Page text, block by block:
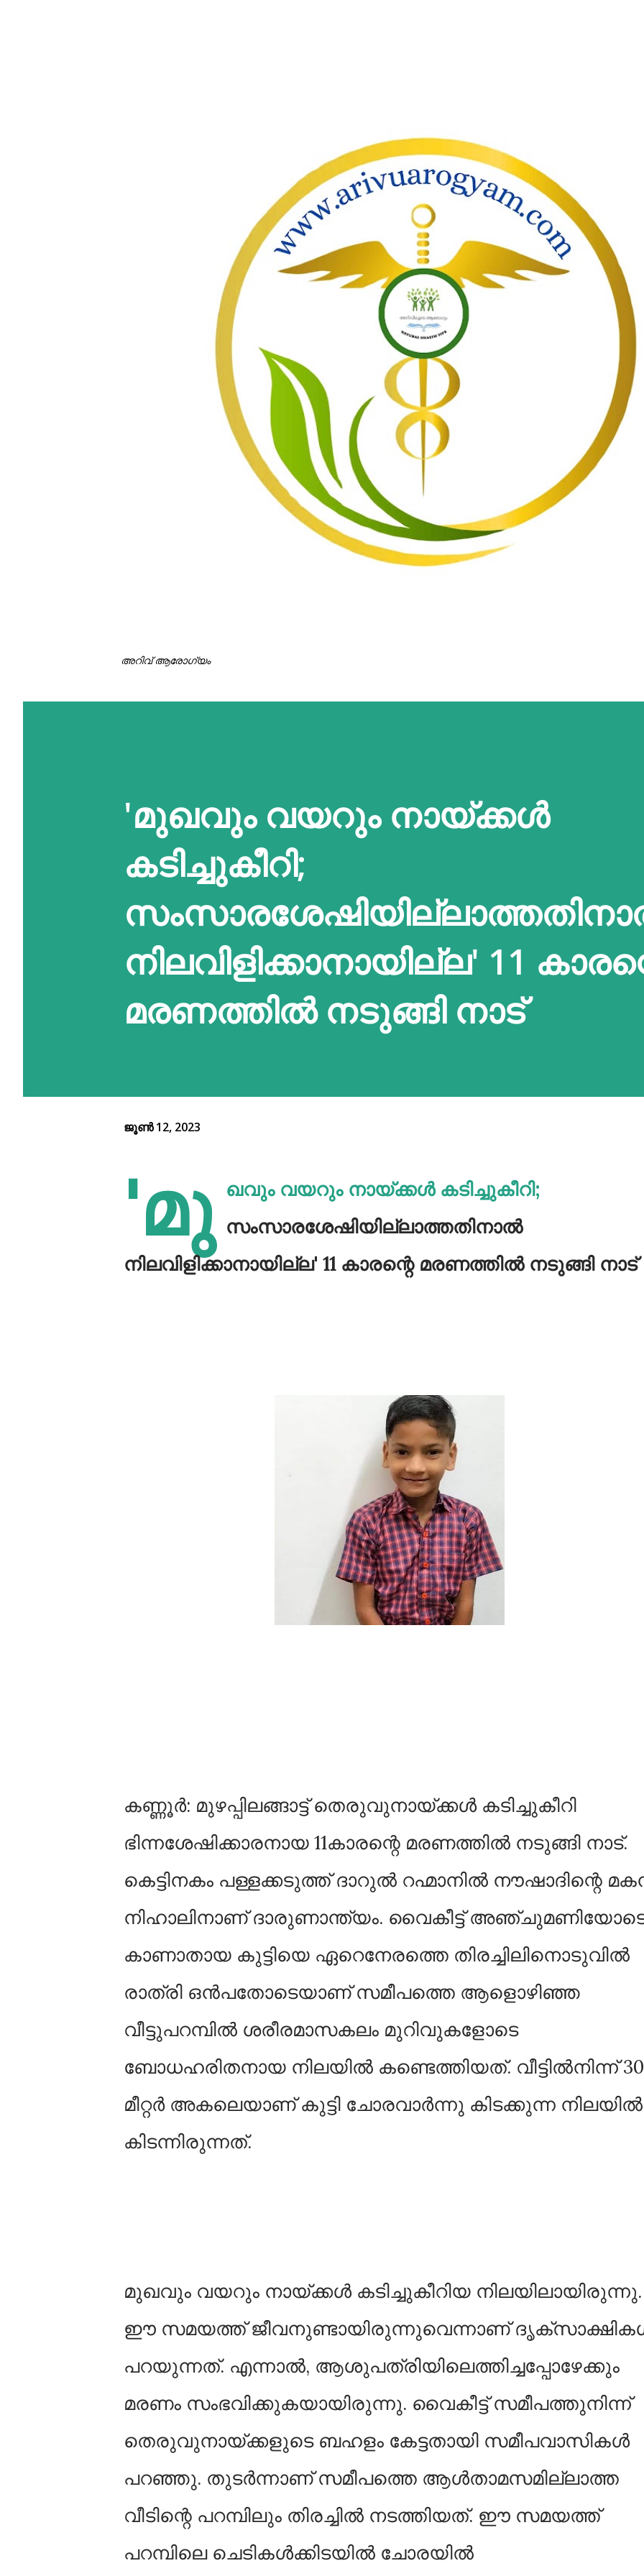
അറിവ് ആരോഗ്യം
'മുഖവും വയറും നായ്ക്കൾ
കടിച്ചുകീറി;
നിലവിളിക്കാനായില്ല' 11
മരണത്തിൽ നടുങ്ങി നാട്
ജൂൺ 12, 2023
'മു ഖവും വയറും നായ്ക്കൾ കടിച്ചുകീറി;
സംസാരശേഷിയില്ലാത്തതിനാൽ
നിലവിളിക്കാനായില്ല' 11 കാരന്റെ മരണത്തിൽ നടുങ്ങി നാട്
കണ്ണൂർ: മുഴപ്പിലങ്ങാട്ട് തെരുവുനായ്ക്കൾ കടിച്ചുകീറി
ഭിന്നശേഷിക്കാരനായ 11കാരന്റെ മരണത്തിൽ നടുങ്ങി നാട്.
കെട്ടിനകം പള്ളക്കടുത്ത് ദാറുൽ റഹ്മാനിൽ നൗഷാദിന്റെ
നിഹാലിനാണ് ദാരുണാന്ത്യം. വൈകീട്ട്
കാണാതായ കുട്ടിയെ ഏറെനേരത്തെ തിരച്ചിലിനൊടുവിൽ
രാത്രി ഒൻപതോടെയാണ് സമീപത്തെ ആളൊഴിഞ്ഞ
വീട്ടുപറമ്പിൽ ശരീരമാസകലം മുറിവുകളോടെ
ബോധഹരിതനായ നിലയിൽ കണ്ടെത്തിയത്. വീട്ടിൽനിന്ന്
മീറ്റർ അകലെയാണ് കുട്ടി ചോരവാർന്നു കിടക്കുന്ന നിലയിൽ
കിടന്നിരുന്നത്.
മുഖവും വയറും നായ്ക്കൾ കടിച്ചുകീറിയ നിലയിലായിരുന്നു.
ഈ സമയത്ത് ജീവനുണ്ടായിരുന്നുവെന്നാണ്
പറയുന്നത്. എന്നാൽ, ആശുപത്രിയിലെത്തിച്ചപ്പോഴേക്കും
മരണം സംഭവിക്കുകയായിരുന്നു. വൈകീട്ട് സമീപത്തുനിന്ന്
തെരുവുനായ്ക്കളുടെ ബഹളം കേട്ടതായി സമീപവാസികൾ
പറഞ്ഞു. തുടർന്നാണ് സമീപത്തെ ആൾതാമസമില്ലാത്ത
വീടിന്റെ പറമ്പിലും തിരച്ചിൽ നടത്തിയത്. ഈ സമയത്ത്
പറമ്പിലെ ചെടികൾക്കിടയിൽ ചോരയിൽ